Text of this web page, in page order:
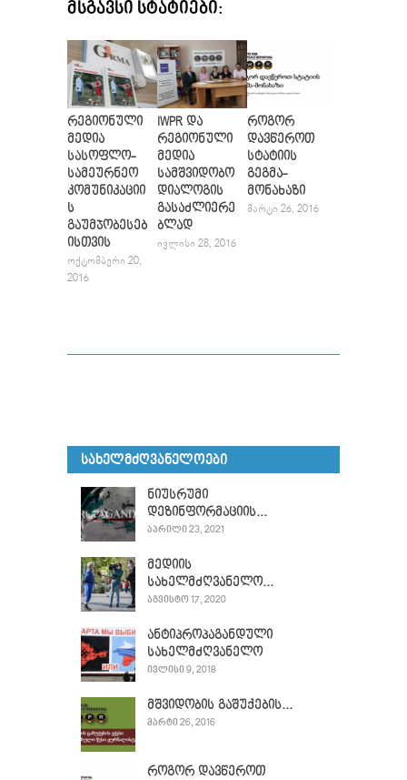
ᲛᲡᲒᲐᲕᲡᲘ ᲡᲢᲐᲢᲘᲔᲑᲘ:
რეგიონული
მედია
სასოფლო-
სამეურნეო
კომუნიკაციი
ს
გაუმჯობესებ
ისთვის
ᲝᲥᲢᲝᲛᲑᲔᲠᲘ 20,
2016
IWPR და
რეგიონული
მედია
სამშვიდობო
დიალოგის
გასაძლიერე
ბლად
ᲘᲕᲚᲘᲡᲘ 28, 2016
როგორ
დავწეროთ
სტატიის
გეგმა-
მონახაზი
ᲛᲐᲠᲢᲘ 26, 2016
ᲡᲐᲮᲔᲚᲛᲫᲦᲕᲐᲜᲔᲚᲝᲔᲑᲘ
ნიუსრუმი
დეზინფორმაციის...
ᲐᲞᲠᲘᲚᲘ 23, 2021
მედიის
სახელმძღვანელო...
ᲐᲒᲕᲘᲡᲢᲝ 17, 2020
ანტიპროპაგანდული
სახელმძღვანელო
ᲘᲕᲚᲘᲡᲘ 9, 2018
მშვიდობის გაშუქების...
ᲛᲐᲠᲢᲘ 26, 2016
როგორ დავწეროთ